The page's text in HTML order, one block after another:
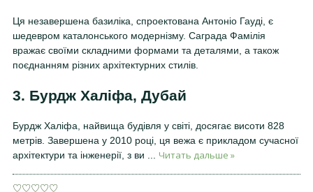
Ця незавершена базиліка, спроектована Антоніо Гауді, є
шедевром каталонського модернізму. Саграда Фамілія
вражає своїми складними формами та деталями, а також
поєднанням різних архітектурних стилів.
3. Бурдж Халіфа, Дубай
Бурдж Халіфа, найвища будівля у світі, досягає висоти 828
метрів. Завершена у 2010 році, ця вежа є прикладом сучасної
архітектури та інженерії, з ви
Читать дальше »